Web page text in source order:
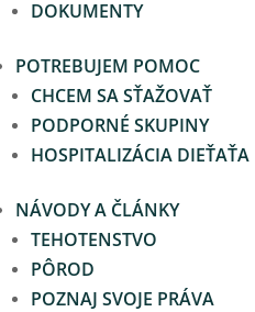
DOKUMENTY
POTREBUJEM POMOC
CHCEM SA SŤAŽOVAŤ
PODPORNÉ SKUPINY
HOSPITALIZÁCIA DIEŤAŤA
NÁVODY A ČLÁNKY
TEHOTENSTVO
PÔROD
POZNAJ SVOJE PRÁVA